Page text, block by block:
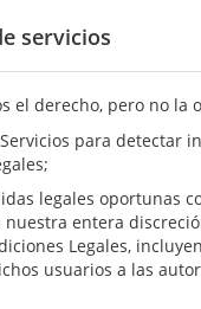
servicios
el derecho, pero no la
para detectar
legales oportunas
nuestra entera
Legales,
usuarios a las